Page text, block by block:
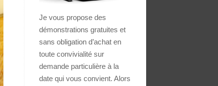
Je vous propose des
démonstrations gratuites et
sans obligation d’achat en
toute convivialité sur
demande particulière à la
date qui vous convient. Alors